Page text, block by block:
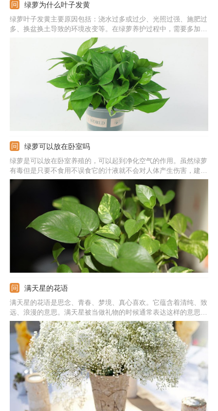
绿萝为什么叶子发黄
绿萝叶子发黄主要原因包括：浇水过多或过少、光照过强、施肥过
多、换盆换土导致的环境改变等。在绿萝养护过程中，需要多加观
察，发现叶片发黄及时找出对应原因并作出处理。
绿萝可以放在卧室吗
绿萝是可以放在卧室养殖的，可以起到净化空气的作用。虽然绿萝
有毒但是只要不食用不误食它的汁液就不会对人体产生伤害，建议
晚上不要放在卧室养殖，因为呼吸作用会生成二氧化碳。
满天星的花语
满天星的花语是思念、青春、梦境、真心喜欢。它蕴含着清纯、致
远、浪漫的意思。满天星被当做礼物的时候通常表达这样的意思：
我在思念你，你是清纯的，我是真心喜欢你的，拥有你我很喜悦。